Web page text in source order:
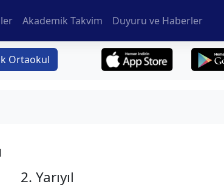
Akademik Takvim Duyuru ve Haberler
Ortaokul
2. Yarıyıl